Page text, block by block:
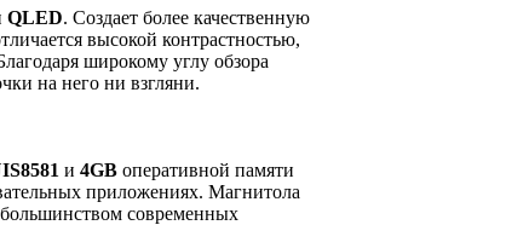
QLED. Создает более качественную
высокой контрастностью,
широкому углу обзора
на него ни взгляни.
и 4GB оперативной памяти
приложениях. Магнитола
большинством современных